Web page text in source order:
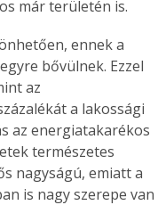
már területén is.
ennek a
bővülnek. Ezzel
az
a lakossági
az energiatakarékos
természetes
nagyságú, emiatt a
is nagy szerepe van